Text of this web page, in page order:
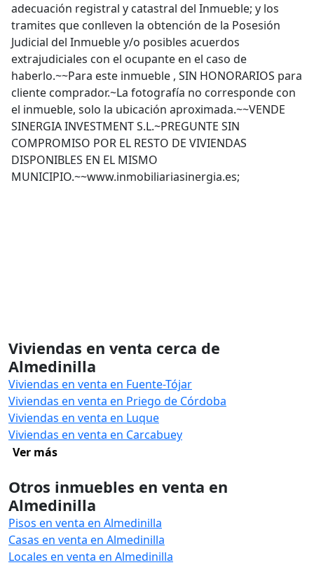
adecuación registral y catastral del Inmueble; y los
tramites que conlleven la obtención de la Posesión
Judicial del Inmueble y/o posibles acuerdos
extrajudiciales con el ocupante en el caso de
haberlo.~~Para este inmueble , SIN HONORARIOS para
cliente comprador.~La fotografía no corresponde con
el inmueble, solo la ubicación aproximada.~~VENDE
SINERGIA INVESTMENT S.L.~PREGUNTE SIN
COMPROMISO POR EL RESTO DE VIVIENDAS
DISPONIBLES EN EL MISMO
MUNICIPIO.~~www.inmobiliariasinergia.es;
Viviendas en venta cerca de
Almedinilla
Viviendas en venta en Fuente-Tójar
Viviendas en venta en Priego de Córdoba
Viviendas en venta en Luque
Viviendas en venta en Carcabuey
Ver más
Otros inmuebles en venta en
Almedinilla
Pisos en venta en Almedinilla
Casas en venta en Almedinilla
Locales en venta en Almedinilla